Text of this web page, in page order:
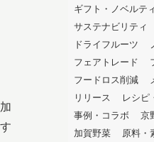
ギフト・ノベルテ
サステナビリティ
ドライフルーツ
フェアトレード
フードロス削減
リリース
レシピ
事例・コラボ
京
加賀野菜
原料・